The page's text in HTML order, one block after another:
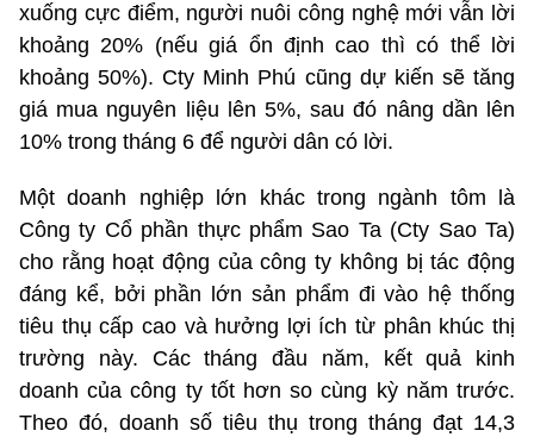
xuống cực điểm, người nuôi công nghệ mới vẫn lời
khoảng 20% (nếu giá ổn định cao thì có thể lời
khoảng 50%). Cty Minh Phú cũng dự kiến sẽ tăng
giá mua nguyên liệu lên 5%, sau đó nâng dần lên
10% trong tháng 6 để người dân có lời.
Một doanh nghiệp lớn khác trong ngành tôm là
Công ty Cổ phần thực phẩm Sao Ta (Cty Sao Ta)
cho rằng hoạt động của công ty không bị tác động
đáng kể, bởi phần lớn sản phẩm đi vào hệ thống
tiêu thụ cấp cao và hưởng lợi ích từ phân khúc thị
trường này. Các tháng đầu năm, kết quả kinh
doanh của công ty tốt hơn so cùng kỳ năm trước.
Theo đó, doanh số tiêu thụ trong tháng đạt 14,3